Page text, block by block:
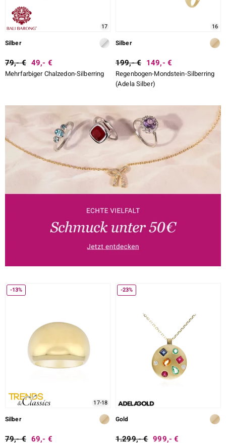
17
Silber
79,- € 49,- €
Mehrfarbiger Chalzedon-Silberring
16
Silber
199,- € 149,- €
Regenbogen-Mondstein-Silberring
(Adela Silber)
-13%
17-18
Silber
79,- € 69,- €
-23%
Gold
1.299,- € 999,- €